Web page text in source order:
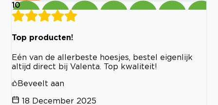
10
Top producten!
Eén van de allerbeste hoesjes, bestel eigenlijk
altijd direct bij Valenta. Top kwaliteit!
Beveelt aan
18 December 2025